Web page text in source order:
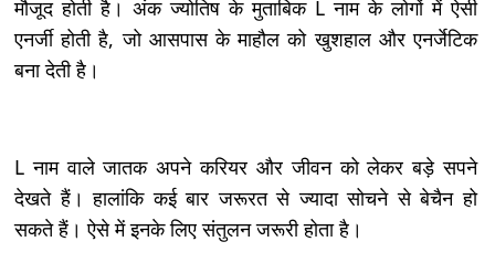
मौजूद होती है। अंक ज्योतिष के मुताबिक L नाम के लोगों में ऐसी
एनर्जी होती है, जो आसपास के माहौल को खुशहाल और एनर्जेटिक
बना देती है।
L नाम वाले जातक अपने करियर और जीवन को लेकर बड़े सपने
देखते हैं। हालांकि कई बार जरूरत से ज्यादा सोचने से बेचैन हो
सकते हैं। ऐसे में इनके लिए संतुलन जरूरी होता है।